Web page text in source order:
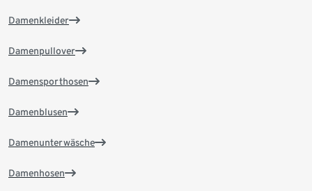
Damenkleider
Damenpullover
Damensporthosen
Damenblusen
Damenunterwäsche
Damenhosen